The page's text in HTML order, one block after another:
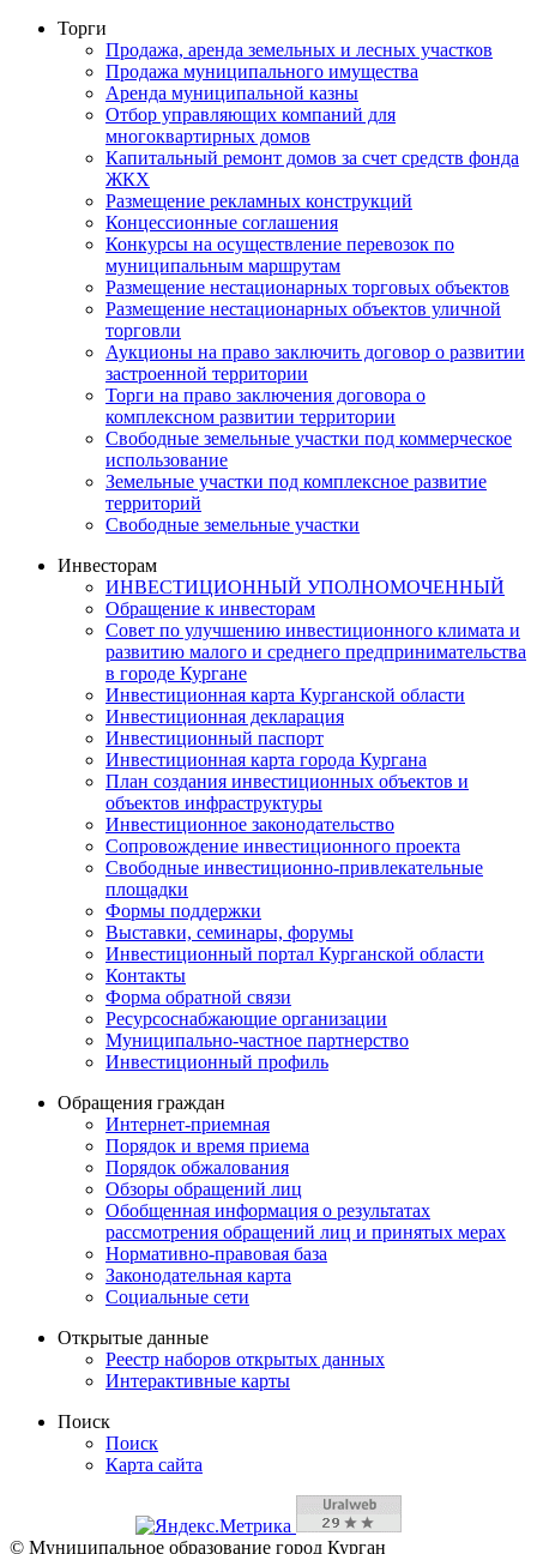
Торги
Продажа, аренда земельных и лесных участков
Продажа муниципального имущества
Аренда муниципальной казны
Отбор управляющих компаний для
многоквартирных домов
Капитальный ремонт домов за счет средств фонда
ЖКХ
Размещение рекламных конструкций
Концессионные соглашения
Конкурсы на осуществление перевозок по
муниципальным маршрутам
Размещение нестационарных торговых объектов
Размещение нестационарных объектов уличной
торговли
Аукционы на право заключить договор о развитии
застроенной территории
Торги на право заключения договора о
комплексном развитии территории
Свободные земельные участки под коммерческое
использование
Земельные участки под комплексное развитие
территорий
Свободные земельные участки
Инвесторам
ИНВЕСТИЦИОННЫЙ УПОЛНОМОЧЕННЫЙ
Обращение к инвесторам
Совет по улучшению инвестиционного климата и
развитию малого и среднего предпринимательства
в городе Кургане
Инвестиционная карта Курганской области
Инвестиционная декларация
Инвестиционный паспорт
Инвестиционная карта города Кургана
План создания инвестиционных объектов и
объектов инфраструктуры
Инвестиционное законодательство
Сопровождение инвестиционного проекта
Свободные инвестиционно-привлекательные
площадки
Формы поддержки
Выставки, семинары, форумы
Инвестиционный портал Курганской области
Контакты
Форма обратной связи
Ресурсоснабжающие организации
Муниципально-частное партнерство
Инвестиционный профиль
Обращения граждан
Интернет-приемная
Порядок и время приема
Порядок обжалования
Обзоры обращений лиц
Обобщенная информация о результатах
рассмотрения обращений лиц и принятых мерах
Нормативно-правовая база
Законодательная карта
Социальные сети
Открытые данные
Реестр наборов открытых данных
Интерактивные карты
Поиск
Поиск
Карта сайта
© Муниципальное образование город Курган